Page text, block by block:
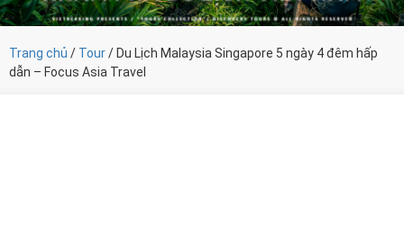
Trang chủ / Tour/ Du Lịch Malaysia Singapore 5 ngày 4 đêm hấp
dẫn – Focus Asia Travel